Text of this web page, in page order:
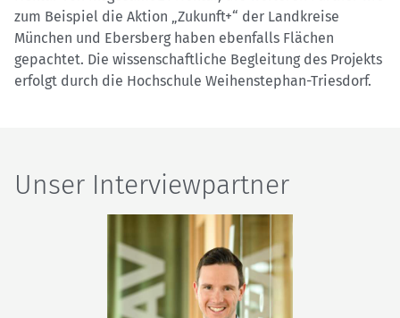
zum Beispiel die Aktion „Zukunft+“ der Landkreise
München und Ebersberg haben ebenfalls Flächen
gepachtet. Die wissenschaftliche Begleitung des Projekts
erfolgt durch die Hochschule Weihenstephan-Triesdorf.
Unser Interviewpartner